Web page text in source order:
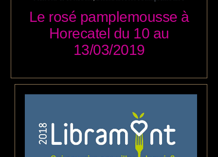
Le rosé pamplemousse à
Horecatel du 10 au
13/03/2019